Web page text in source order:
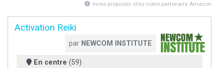
livres proposés chez notre partenaire Amazon
Activation Reiki
par NEWCOM INSTITUTE
En centre (59)